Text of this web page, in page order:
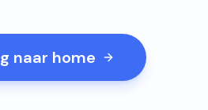
naar home